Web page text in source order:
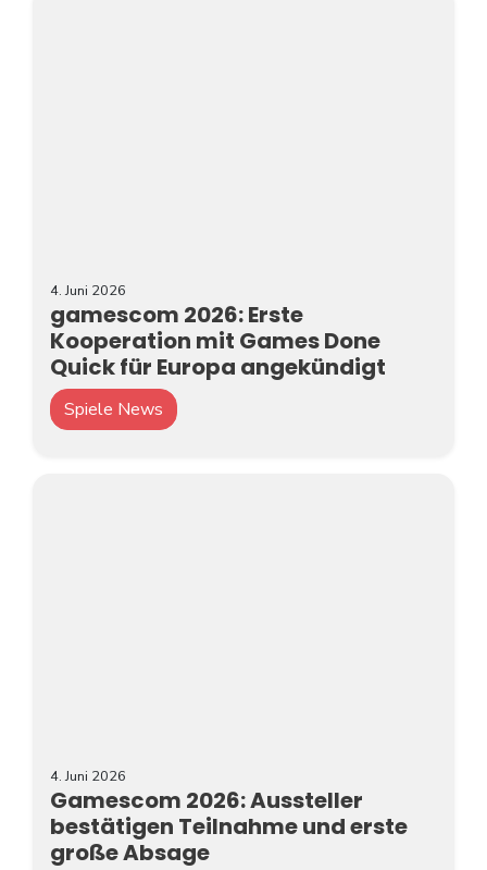
4. Juni 2026
gamescom 2026: Erste
Kooperation mit Games Done
Quick für Europa angekündigt
Spiele News
4. Juni 2026
Gamescom 2026: Aussteller
bestätigen Teilnahme und erste
große Absage